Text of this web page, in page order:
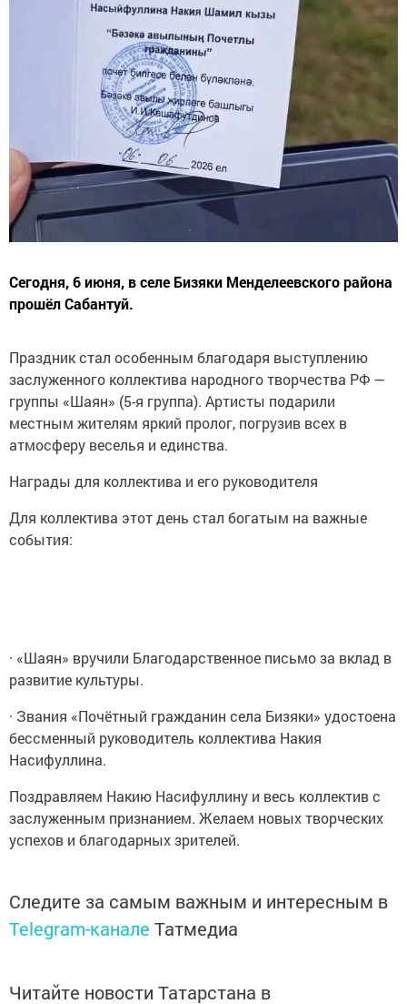
Сегодня, 6 июня, в селе Бизяки Менделеевского района
прошёл Сабантуй.
Праздник стал особенным благодаря выступлению
заслуженного коллектива народного творчества РФ —
группы «Шаян» (5-я группа). Артисты подарили
местным жителям яркий пролог, погрузив всех в
атмосферу веселья и единства.
Награды для коллектива и его руководителя
Для коллектива этот день стал богатым на важные
события:
· «Шаян» вручили Благодарственное письмо за вклад в
развитие культуры.
· Звания «Почётный гражданин села Бизяки» удостоена
бессменный руководитель коллектива Накия
Насифуллина.
Поздравляем Накию Насифуллину и весь коллектив с
заслуженным признанием. Желаем новых творческих
успехов и благодарных зрителей.
Следите за самым важным и интересным в
Telegram-канале Татмедиа
Читайте новости Татарстана в